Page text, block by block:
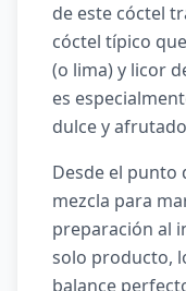
de este cóctel
cóctel típico
(o lima) y licor
es
dulce y
Desde el punto
mezcla para
preparación al
solo producto,
balance